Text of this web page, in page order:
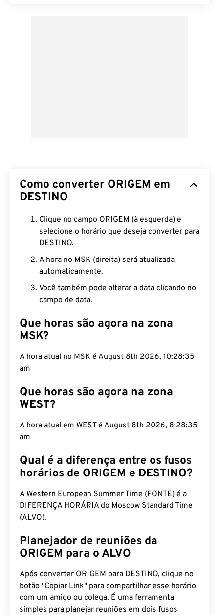
Como converter ORIGEM em
DESTINO
Clique no campo ORIGEM (à esquerda) e
selecione o horário que deseja converter para
DESTINO.
A hora no MSK (direita) será atualizada
automaticamente.
Você também pode alterar a data clicando no
campo de data.
Que horas são agora na zona
MSK?
A hora atual no MSK é August 8th 2026, 10:28:36
am
Que horas são agora na zona
WEST?
A hora atual em WEST é August 8th 2026, 8:28:36
am
Qual é a diferença entre os fusos
horários de ORIGEM e DESTINO?
A Western European Summer Time (FONTE) é a
DIFERENÇA HORÁRIA do Moscow Standard Time
(ALVO).
Planejador de reuniões da
ORIGEM para o ALVO
Após converter ORIGEM para DESTINO, clique no
botão "Copiar Link" para compartilhar esse horário
com um amigo ou colega. É uma ferramenta
simples para planejar reuniões em dois fusos